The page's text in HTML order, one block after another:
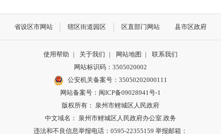
省设区市网站 辖区街道园区 区直部门网站 县市区政府
使用帮助 | 关于我们 | 网站地图 |
联系我们
网站标识码：3505020002
公安机关备案号：35050202000111
网站备案号：闽ICP备09028941号-1
版权所有： 泉州市鲤城区人民政府
中文域名： 泉州市鲤城区人民政府办公室.政务
违法和不良信息举报电话：0595-22355159 举报邮箱：